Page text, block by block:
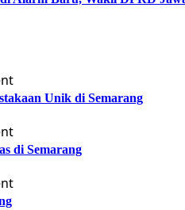
Unik di Semarang
di Semarang